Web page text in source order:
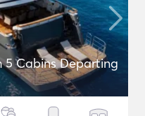
5 Cabins Departing